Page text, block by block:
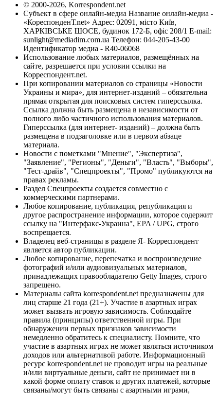
© 2000-2026, Korrespondent.net
Субъект в сфере онлайн-медиа Название онлайн-медиа -
«КореспонденТ.net» Адрес: 02091, місто Київ,
ХАРКІВСЬКЕ ШОСЕ, будинок 172-Б, офіс 208/1 E-mail:
sunlight@mediadim.com.ua Телефон: 044-205-43-00
Идентификатор медиа - R40-06068
Использование любых материалов, размещённых на
сайте, разрешается при условии ссылки на
Корреспондент.net.
При копировании материалов со страницы «Новости
Украины и мира», для интернет-изданий – обязательна
прямая открытая для поисковых систем гиперссылка.
Ссылка должна быть размещена в независимости от
полного либо частичного использования материалов.
Гиперссылка (для интернет- изданий) – должна быть
размещена в подзаголовке или в первом абзаце
материала.
Новости с пометками "Мнение", "Экспертиза",
"Заявление", "Регионы", "Деньги", "Власть", "Выборы",
"Тест-драйв", "Спецпроекты", "Промо" публикуются на
правах рекламы.
Раздел Спецпроекты создается совместно с
коммерческими партнерами.
Любое копирование, публикация, републикация и
другое распространение информации, которое содержит
ссылку на "Интерфакс-Украина", EPA / UPG, строго
воспрещается.
Владелец веб-страницы в разделе Я- Корреспондент
является автор публикации.
Любое копирование, перепечатка и воспроизведение
фотографий и/или аудиовизуальных материалов,
принадлежащих правообладателю Getty Images, строго
запрещено.
Материалы сайта korrespondent.net предназначены для
лиц старше 21 года (21+). Участие в азартных играх
может вызвать игровую зависимость. Соблюдайте
правила (принципы) ответственной игры. При
обнаружении первых признаков зависимости
немедленно обратитесь к специалисту. Помните, что
участие в азартных играх не может являться источником
доходов или альтернативой работе. Информационный
ресурс korrespondent.net не проводит игры на реальные
и/или виртуальные деньги, сайт не принимает ни в
какой форме оплату ставок и других платежей, которые
связаны/могут быть связаны с азартными играми,